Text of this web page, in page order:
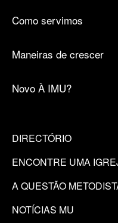
Como servimos
Maneiras de crescer
Novo À IMU?
DIRECTÓRIO
ENCONTRE UMA
A QUESTÃO
NOTÍCIAS MU